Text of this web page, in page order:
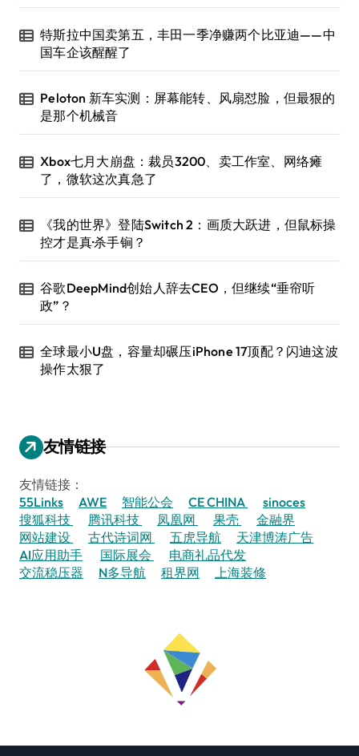
特斯拉中国卖第五，丰田一季净赚两个比亚迪——中
国车企该醒醒了
Peloton 新车实测：屏幕能转、风扇怼脸，但最狠的
是那个机械音
Xbox七月大崩盘：裁员3200、卖工作室、网络瘫
了，微软这次真急了
《我的世界》登陆Switch 2：画质大跃进，但鼠标操
控才是真·杀手锏？
谷歌DeepMind创始人辞去CEO，但继续“垂帘听
政”？
全球最小U盘，容量却碾压iPhone 17顶配？闪迪这波
操作太狠了
友情链接
友情链接：
55Links
AWE 智能公会 CE CHINA
sinoces
搜狐科技
腾讯科技 凤凰网 果壳
金融界
网站建设
古代诗词网 五虎导航
天津博涛广告
AI应用助手
国际展会
电商礼品代发
交流稳压器
N多导航 租界网 上海装修